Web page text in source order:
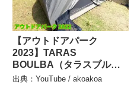
【アウトドアパーク
2023】TARAS
BOULBA（タラスブル
バ）ツーリングテント
出典：YouTube / akoakoa